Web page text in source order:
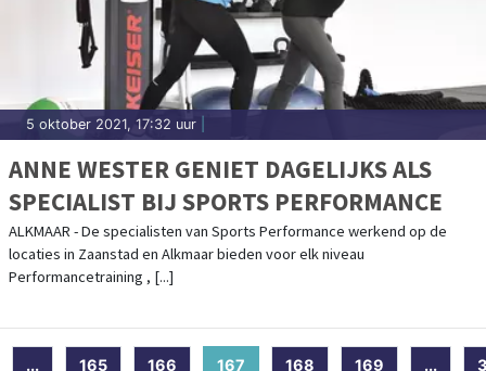
5 oktober 2021, 17:32 uur
ANNE WESTER GENIET DAGELIJKS ALS
SPECIALIST BIJ SPORTS PERFORMANCE
ALKMAAR - De specialisten van Sports Performance werkend op de
locaties in Zaanstad en Alkmaar bieden voor elk niveau
Performancetraining , [...]
... 165 166 167 (current)
168 169 ...